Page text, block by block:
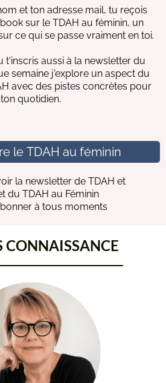
et ton adresse mail, tu reçois
sur le TDAH au féminin, un
ce qui se passe vraiment en toi.
t'inscris aussi à la newsletter du
semaine j'explore un aspect du
avec des pistes concrètes pour
ton quotidien.
le TDAH au féminin
la newsletter de TDAH et
du TDAH au Féminin
à tous moments
CONNAISSANCE